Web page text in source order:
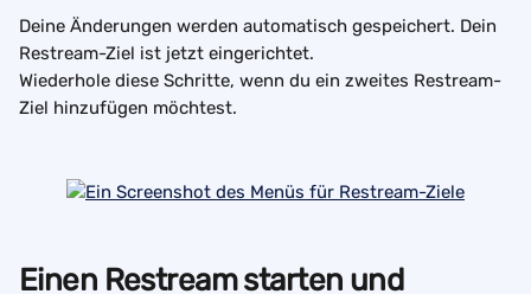
Deine Änderungen werden automatisch gespeichert. Dein
Restream-Ziel ist jetzt eingerichtet.
Wiederhole diese Schritte, wenn du ein zweites Restream-
Ziel hinzufügen möchtest.
Einen Restream starten und